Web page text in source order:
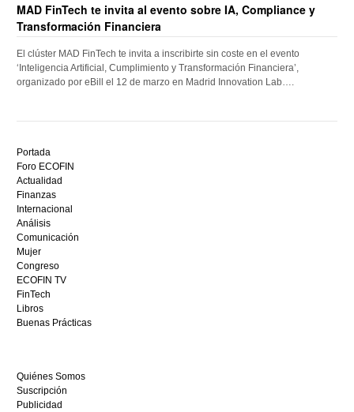
MAD FinTech te invita al evento sobre IA, Compliance y
Transformación Financiera
El clúster MAD FinTech te invita a inscribirte sin coste en el evento
‘Inteligencia Artificial, Cumplimiento y Transformación Financiera’,
organizado por eBill el 12 de marzo en Madrid Innovation Lab….
mejor
bono
sin
depósito
casino
en
España,
visita
este
sitio
restaurantedonmauro.es
y
ganar
hoy
mismo.
Portada
Foro ECOFIN
Actualidad
Finanzas
Internacional
Análisis
Comunicación
Mujer
Congreso
ECOFIN TV
FinTech
Libros
Buenas Prácticas
Quiénes Somos
Suscripción
Publicidad